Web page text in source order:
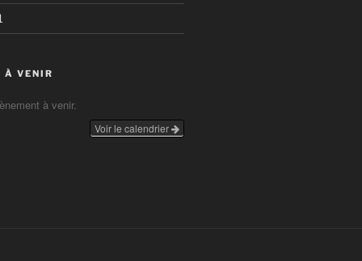
À VENIR
à venir.
Voir le calendrier